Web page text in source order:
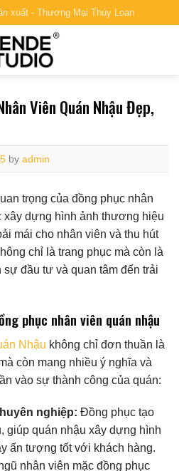
xuất - Thương Mại Thúy Loan
Viên Quán Nhậu Đẹp,
by admin
trọng của đồng phục nhân
xây dựng hình ảnh thương hiệu
mái cho nhân viên và thu hút
chỉ là trang phục mà còn là
sự đầu tư và quan tâm đến trải
phục nhân viên quán nhậu
Nhậu không chỉ đơn thuần là
còn mang nhiều ý nghĩa và
vào sự thành công của quán:
nghiệp: Đồng phục tạo
giúp quán nhậu xây dựng hình
ấn tượng tốt với khách hàng.
nhân viên mặc đồng phục